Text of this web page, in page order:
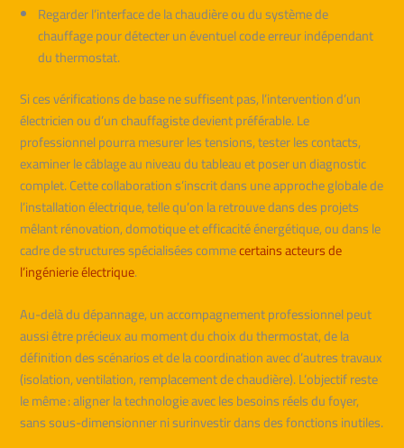
Regarder l’interface de la chaudière ou du système de
chauffage pour détecter un éventuel code erreur indépendant
du thermostat.
Si ces vérifications de base ne suffisent pas, l’intervention d’un
électricien ou d’un chauffagiste devient préférable. Le
professionnel pourra mesurer les tensions, tester les contacts,
examiner le câblage au niveau du tableau et poser un diagnostic
complet. Cette collaboration s’inscrit dans une approche globale de
l’installation électrique, telle qu’on la retrouve dans des projets
mêlant rénovation, domotique et efficacité énergétique, ou dans le
cadre de structures spécialisées commecertains acteurs de
l’ingénierie électrique.
Au-delà du dépannage, un accompagnement professionnel peut
aussi être précieux au moment du choix du thermostat, de la
définition des scénarios et de la coordination avec d’autres travaux
(isolation, ventilation, remplacement de chaudière). L’objectif reste
le même : aligner la technologie avec les besoins réels du foyer,
sans sous-dimensionner ni surinvestir dans des fonctions inutiles.